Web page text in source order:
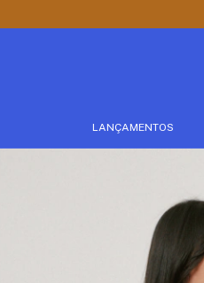
LANÇAMENTOS